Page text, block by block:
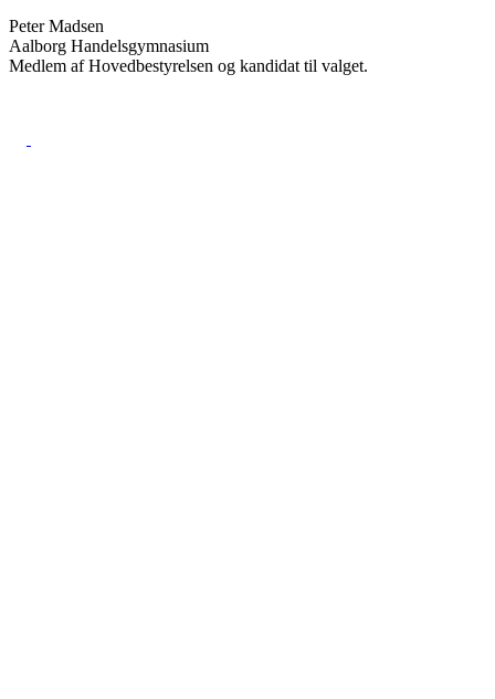
Peter Madsen
Aalborg Handelsgymnasium
Medlem af Hovedbestyrelsen og kandidat til valget.